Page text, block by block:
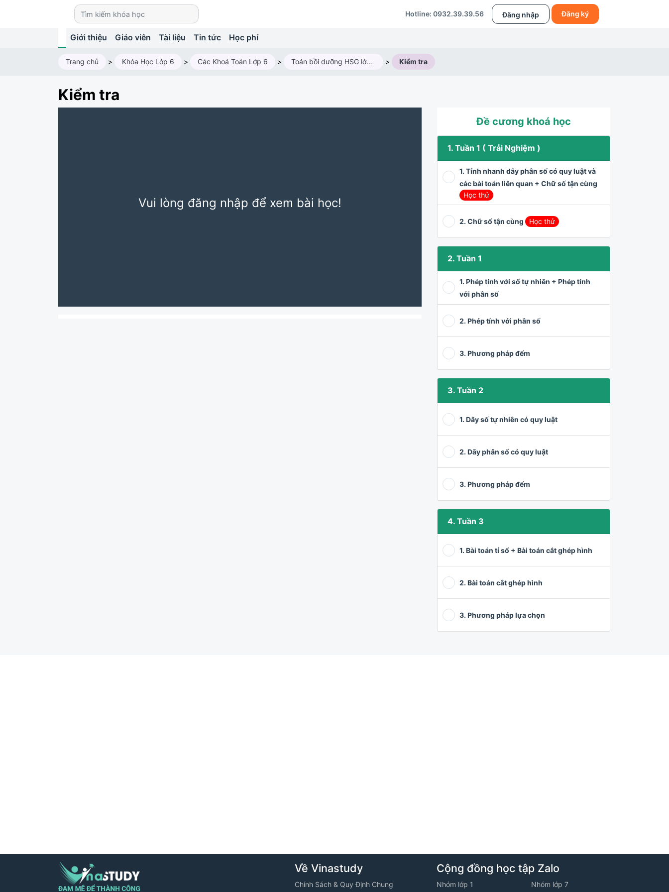
Hotline: 0932.39.39.56 Đăng nhập Đăng ký
Giới thiệu Giáo viên Tài liệu Tin tức Học phí
Trang chủ > Khóa Học Lớp 6 > Các Khoá Toán Lớp 6 > Toán bồi dưỡng HSG lớp 6M1 (Năm học 2024 - 2025) > Kiểm tra
Kiểm tra
Vui lòng đăng nhập để xem bài học!
Đề cương khoá học
1. Tuần 1 ( Trải Nghiệm )
1. Tính nhanh dãy phân số có quy luật và
các bài toán liên quan + Chữ số tận cùng
Học thử
2. Chữ số tận cùng Học thử
2. Tuần 1
1. Phép tính với số tự nhiên + Phép tính
với phân số
2. Phép tính với phân số
3. Phương pháp đếm
3. Tuần 2
1. Dãy số tự nhiên có quy luật
2. Dãy phân số có quy luật
3. Phương pháp đếm
4. Tuần 3
1. Bài toán tỉ số + Bài toán cắt ghép hình
2. Bài toán cắt ghép hình
3. Phương pháp lựa chọn
3. Chuyển động gặp nhau nhiều lần
Về Vinastudy
Chính Sách & Quy Định Chung
Cộng đồng học tập Zalo
Nhóm lớp 1 Nhóm lớp 7